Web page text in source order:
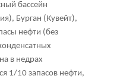
бассейн
Бурган (Кувейт),
нефти (без
в недрах
1/10 запасов нефти,